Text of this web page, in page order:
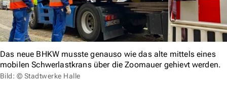
Das neue BHKW musste genauso wie das alte mittels eines
mobilen Schwerlastkrans über die Zoomauer gehievt werden.
Bild: © Stadtwerke Halle